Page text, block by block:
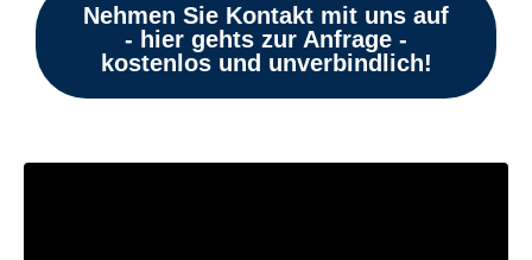
Nehmen Sie Kontakt mit uns auf
- hier gehts zur Anfrage -
kostenlos und unverbindlich!